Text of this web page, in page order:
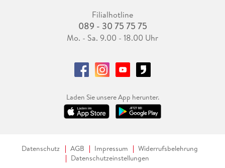
Filialhotline
089 - 30 75 75 75
Mo. - Sa. 9.00 - 18.00 Uhr
Laden Sie unsere App herunter.
Datenschutz AGB Impressum
Widerrufsbelehrung
Datenschutzeinstellungen